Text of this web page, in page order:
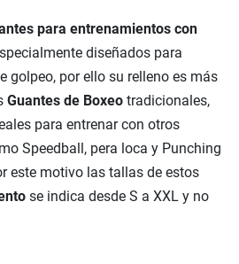
para entrenamientos con
diseñados para
golpeo, por ello su relleno es más
Guantes de Boxeo tradicionales,
para entrenar con otros
Speedball, pera loca y Punching
este motivo las tallas de estos
se indica desde S a XXL y no